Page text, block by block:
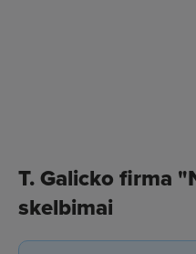
T. Galicko firma
skelbimai